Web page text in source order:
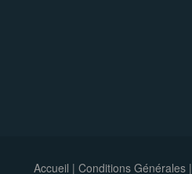
Accueil | Conditions Générales|